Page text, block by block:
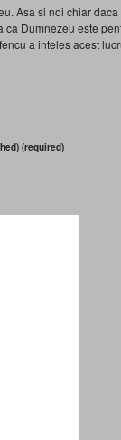
Asa si noi chiar
Dumnezeu este
a inteles acest
(required)